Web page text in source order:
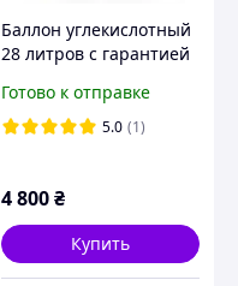
Баллон углекислотный
28 литров с гарантией
Готово к отправке
5.0 (1)
4 800₴
Купить